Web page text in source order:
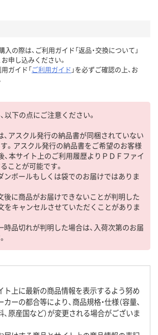
入の際は、ご利用ガイド「返品・交換について」
申し込みください。
ガイド「ご利用ガイド 」を必ずご確認の上、お
以下の点にご注意ください。
、アスクル発行の納品書が同梱されていない
。アスクル発行の納品書をご希望のお客様
、本サイト上のご利用履歴よりＰＤＦファイ
ことが可能です。
ンボールもしくは袋でのお届けではありま
後に商品がお届けできないことが判明した
をキャンセルさせていただくことがありま
時品切れが判明した場合は、入荷次第のお届
ト上に最新の商品情報を表示するよう努め
ーの都合等により、商品規格・仕様（容量、
、原産国など）が変更される場合がございま